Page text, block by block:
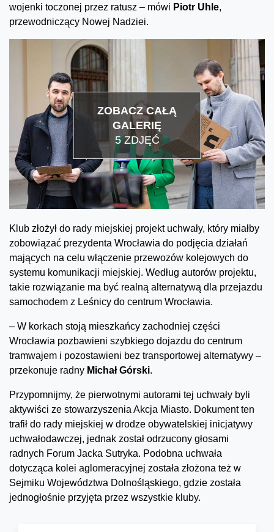
wojenki toczonej przez ratusz – mówi Piotr Uhle,
przewodniczący Nowej Nadziei.
ZOBACZ CAŁĄ
GALERIĘ
5 ZDJĘĆ
Klub złożył do rady miejskiej projekt uchwały, który miałby
zobowiązać prezydenta Wrocławia do podjęcia działań
mających na celu włączenie przewozów kolejowych do
systemu komunikacji miejskiej. Według autorów projektu,
takie rozwiązanie ma być realną alternatywą dla przejazdu
samochodem z Leśnicy do centrum Wrocławia.
– W korkach stoją mieszkańcy zachodniej części
Wrocławia pozbawieni szybkiego dojazdu do centrum
tramwajem i pozostawieni bez transportowej alternatywy –
przekonuje radny Michał Górski.
Przypomnijmy, że pierwotnymi autorami tej uchwały byli
aktywiści ze stowarzyszenia Akcja Miasto. Dokument ten
trafił do rady miejskiej w drodze obywatelskiej inicjatywy
uchwałodawczej, jednak został odrzucony głosami
radnych Forum Jacka Sutryka. Podobna uchwała
dotycząca kolei aglomeracyjnej została złożona też w
Sejmiku Województwa Dolnośląskiego, gdzie została
jednogłośnie przyjęta przez wszystkie kluby.